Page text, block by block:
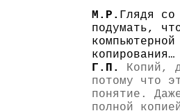
М.Р. Глядя
подумать,
копирования…
Г.П.
Копий,
потому что
понятие.
полной